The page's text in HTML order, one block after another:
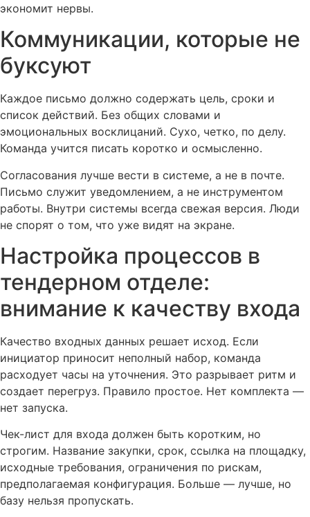
экономит нервы.
Коммуникации, которые не
буксуют
Каждое письмо должно содержать цель, сроки и
список действий. Без общих словами и
эмоциональных восклицаний. Сухо, четко, по делу.
Команда учится писать коротко и осмысленно.
Согласования лучше вести в системе, а не в почте.
Письмо служит уведомлением, а не инструментом
работы. Внутри системы всегда свежая версия. Люди
не спорят о том, что уже видят на экране.
Настройка процессов в
тендерном отделе:
внимание к качеству входа
Качество входных данных решает исход. Если
инициатор приносит неполный набор, команда
расходует часы на уточнения. Это разрывает ритм и
создает перегруз. Правило простое. Нет комплекта —
нет запуска.
Чек-лист для входа должен быть коротким, но
строгим. Название закупки, срок, ссылка на площадку,
исходные требования, ограничения по рискам,
предполагаемая конфигурация. Больше — лучше, но
базу нельзя пропускать.